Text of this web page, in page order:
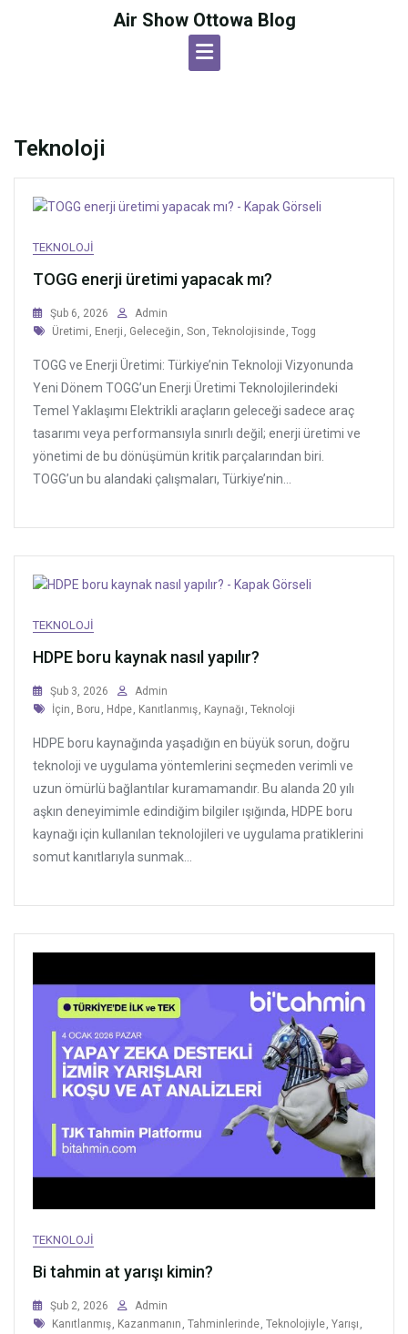
Air Show Ottowa Blog
Teknoloji
TEKNOLOJI
TOGG enerji üretimi yapacak mı?
Şub 6, 2026
Admin
Tags
Üretimi , Enerji , Geleceğin , Son , Teknolojisinde, Togg
TOGG ve Enerji Üretimi: Türkiye’nin Teknoloji Vizyonunda
Yeni Dönem TOGG’un Enerji Üretimi Teknolojilerindeki
Temel Yaklaşımı Elektrikli araçların geleceği sadece araç
tasarımı veya performansıyla sınırlı değil; enerji üretimi ve
yönetimi de bu dönüşümün kritik parçalarından biri.
TOGG’un bu alandaki çalışmaları, Türkiye’nin...
TEKNOLOJI
HDPE boru kaynak nasıl yapılır?
Şub 3, 2026
Admin
Tags
İçin , Boru , Hdpe, Kanıtlanmış, Kaynağı , Teknoloji
HDPE boru kaynağında yaşadığın en büyük sorun, doğru
teknoloji ve uygulama yöntemlerini seçmeden verimli ve
uzun ömürlü bağlantılar kuramamandır. Bu alanda 20 yılı
aşkın deneyimimle edindiğim bilgiler ışığında, HDPE boru
kaynağı için kullanılan teknolojileri ve uygulama pratiklerini
somut kanıtlarıyla sunmak...
TEKNOLOJI
Bi tahmin at yarışı kimin?
Şub 2, 2026
Admin
Tags
Kanıtlanmış, Kazanmanın , Tahminlerinde, Teknolojiyle, Yarışı ,